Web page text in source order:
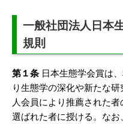
一般社団法人日本
規則
第１条 日本生態学会賞は
り生態学の深化や新たな
人会員により推薦された
選ばれた者に授ける。な